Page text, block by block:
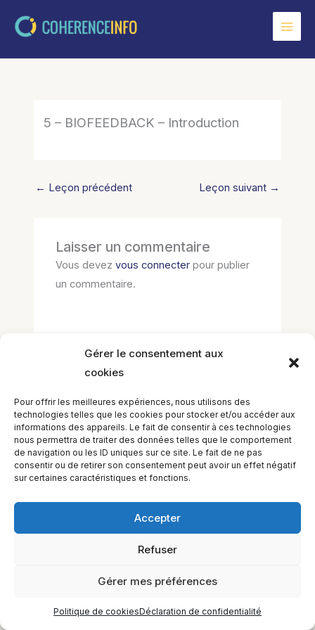
Gérer le consentement aux
cookies
Pour offrir les meilleures expériences, nous utilisons des
technologies telles que les cookies pour stocker et/ou accéder aux
informations des appareils. Le fait de consentir à ces technologies
nous permettra de traiter des données telles que le comportement
de navigation ou les ID uniques sur ce site. Le fait de ne pas
consentir ou de retirer son consentement peut avoir un effet négatif
sur certaines caractéristiques et fonctions.
Accepter
Refuser
Gérer mes préférences
Politique de cookiesDéclaration de confidentialité
5 – BIOFEEDBACK – Introduction
← Leçon précédent Leçon suivant →
Laisser un commentaire
Vous devezvous connecter pour publier
un commentaire.
EQUILIBIOS FORMATION Inc. 5748 9e Avenue, Montréal (QC)
H1Y 2J9 Canada